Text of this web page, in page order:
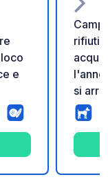
e
rifiuti,
l'anno
si